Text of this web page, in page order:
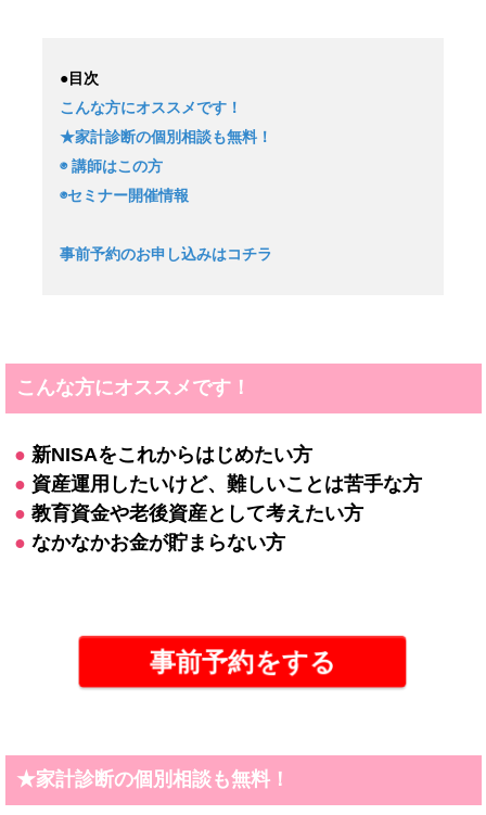
●目次
こんな方にオススメです！
★家計診断の個別相談も無料！
◉ 講師はこの方
◉セミナー開催情報
事前予約のお申し込みはコチラ
こんな方にオススメです！
● 新NISAをこれからはじめたい方
● 資産運用したいけど、難しいことは苦手な方
● 教育資金や老後資産として考えたい方
● なかなかお金が貯まらない方
事前予約をする
★家計診断の個別相談も無料！